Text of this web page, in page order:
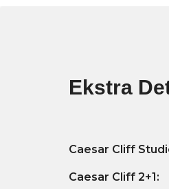
Ekstra
Caesar Cliff
Caesar Cliff 2+1: